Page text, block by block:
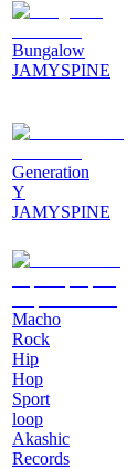
Bungalow
JAMYSPINE
Generation
Y
JAMYSPINE
Macho
Rock
Hip
Hop
Sport
loop
Akashic
Records